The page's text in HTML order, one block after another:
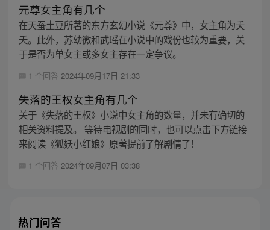
元尊女主角有几个
在天蚕土豆所著的东方玄幻小说《元尊》中，女主角为夭
夭。此外，苏幼微和武瑶在小说中的戏份也较为重要，关
于是否为单女主或多女主存在一定争议。
1 个回答 2024年09月17日 21:33
失落的王权女主角有几个
关于《失落的王权》小说中女主角的数量，并未有确切的
相关资料提及。 等待电视剧的同时，也可以点击下方链接
来阅读《狐妖小红娘》原著提前了解剧情了！
1 个回答 2024年09月07日 03:38
热门问答